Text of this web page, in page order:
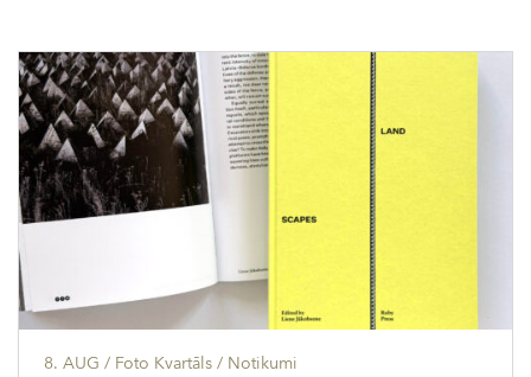
8. AUG / Foto Kvartāls / Notikumi